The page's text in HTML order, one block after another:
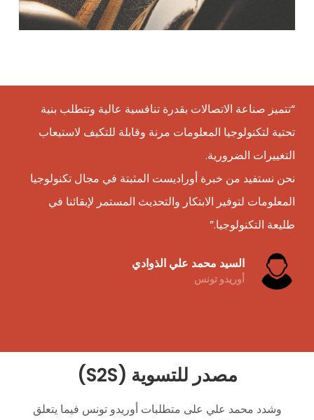
“تتميز صناعة الاتصالات بقدرة تنافسية عالية وتتطلب بنية
تحتية لتكنولوجيا المعلومات مرنة وقابلة للتكيف لاستيعاب
التغييرات الضرورية.
نحن نستفيد من خبرة أوراديست المثبتة في مجال تكنولوجيا
المعلومات لتوفير الابتكار والتحديث المستمر لإبقائنا في
طليعة التكنولوجيا.”
السيد محمد علي الذوادي
أوريدو تونس
مصدر للتسوية (S2S)
وشدد محمد علي على متطلبات أوريدو تونس فيما يتعلق